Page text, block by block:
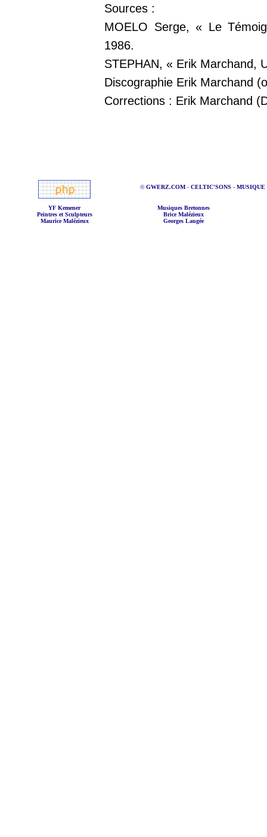
Sources :
MOELO Serge, « Le
1986.
STEPHAN, « Erik Marchand,
Discographie Erik Marchand
Corrections : Erik Marchand
©GWERZ.COM- CELTIC'SONS - MUSIQUE
YF Kemener
Musiques Bretonnes
Peintres et Sculpteurs
Brice Malézieux
Maurice Malézieux
Georges Laugée